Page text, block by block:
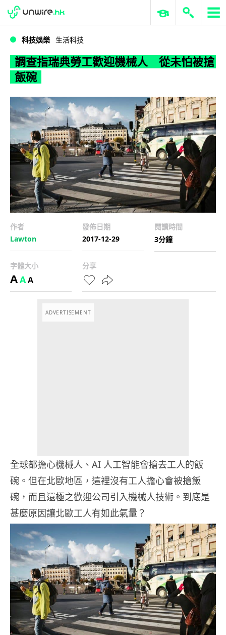
調查指瑞典勞工歡迎機械人 從未怕被搶飯碗
WWDC 2026 ERP 與商業 AI
科技娛樂 生活科技
調查指瑞典勞工歡迎機械人 從未怕被搶
飯碗
作者
Lawton
發佈日期
2017-12-29
閱讀時間
3分鐘
字體大小
AAA
分享
ADVERTISEMENT
全球都擔心機械人、AI 人工智能會搶去工人的飯
碗。但在北歐地區，這裡沒有工人擔心會被搶飯
碗，而且還極之歡迎公司引入機械人技術。到底是
甚麼原因讓北歐工人有如此氣量？